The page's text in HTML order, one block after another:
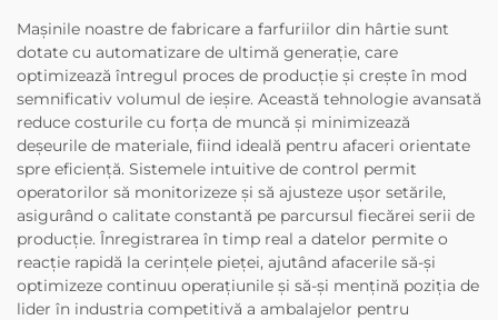
Mașinile noastre de fabricare a farfuriilor din hârtie sunt
dotate cu automatizare de ultimă generație, care
optimizează întregul proces de producție și crește în mod
semnificativ volumul de ieșire. Această tehnologie avansată
reduce costurile cu forța de muncă și minimizează
deșeurile de materiale, fiind ideală pentru afaceri orientate
spre eficiență. Sistemele intuitive de control permit
operatorilor să monitorizeze și să ajusteze ușor setările,
asigurând o calitate constantă pe parcursul fiecărei serii de
producție. Înregistrarea în timp real a datelor permite o
reacție rapidă la cerințele pieței, ajutând afacerile să-și
optimizeze continuu operațiunile și să-și mențină poziția de
lider în industria competitivă a ambalajelor pentru